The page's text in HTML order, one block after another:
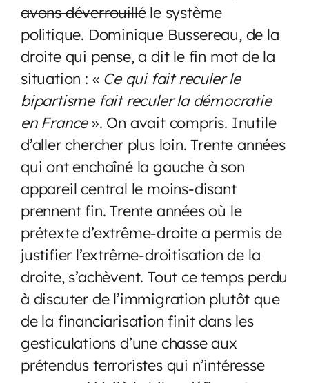
avons déverrouilléle système
politique. Dominique Bussereau, de la
droite qui pense, a dit le fin mot de la
situation : « Ce qui fait reculer le
bipartisme fait reculer la démocratie
en France». On avait compris. Inutile
d’aller chercher plus loin. Trente années
qui ont enchaîné la gauche à son
appareil central le moins-disant
prennent fin. Trente années où le
prétexte d’extrême-droite a permis de
justifier l’extrême-droitisation de la
droite, s’achèvent. Tout ce temps perdu
à discuter de l’immigration plutôt que
de la financiarisation finit dans les
gesticulations d’une chasse aux
prétendus terroristes qui n’intéresse